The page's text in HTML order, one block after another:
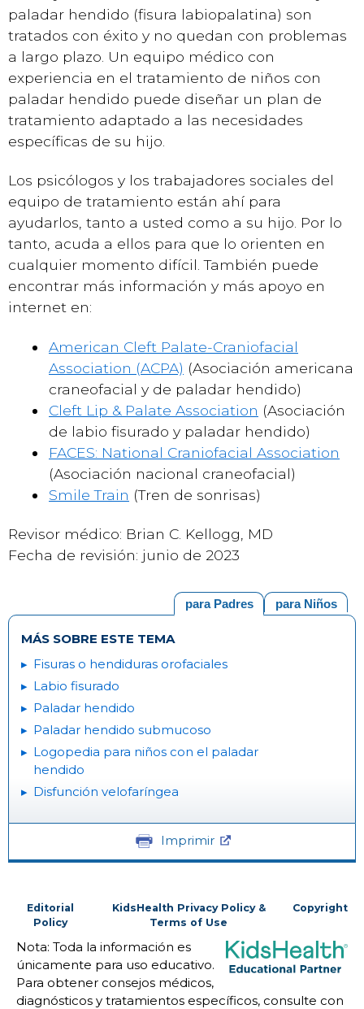
paladar hendido (fisura labiopalatina) son
tratados con éxito y no quedan con problemas
a largo plazo. Un equipo médico con
experiencia en el tratamiento de niños con
paladar hendido puede diseñar un plan de
tratamiento adaptado a las necesidades
específicas de su hijo.
Los psicólogos y los trabajadores sociales del
equipo de tratamiento están ahí para
ayudarlos, tanto a usted como a su hijo. Por lo
tanto, acuda a ellos para que lo orienten en
cualquier momento difícil. También puede
encontrar más información y más apoyo en
internet en:
American Cleft Palate-Craniofacial
Association (ACPA) (Asociación americana
craneofacial y de paladar hendido)
Cleft Lip & Palate Association (Asociación
de labio fisurado y paladar hendido)
FACES: National Craniofacial Association
(Asociación nacional craneofacial)
Smile Train (Tren de sonrisas)
Revisor médico: Brian C. Kellogg, MD
Fecha de revisión: junio de 2023
para Niños
para Padres
MÁS SOBRE ESTE TEMA
Fisuras o hendiduras orofaciales
Labio fisurado
Paladar hendido
Paladar hendido submucoso
Logopedia para niños con el paladar
hendido
Disfunción velofaríngea
Imprimir
Editorial
Policy
KidsHealth Privacy Policy &
Terms of Use
Copyright
Nota: Toda la información es
únicamente para uso educativo.
Para obtener consejos médicos,
diagnósticos y tratamientos específicos, consulte con